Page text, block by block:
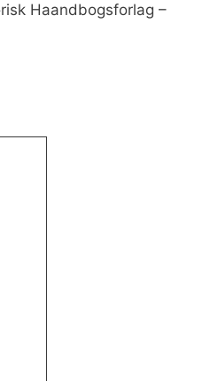
Haandbogsforlag –